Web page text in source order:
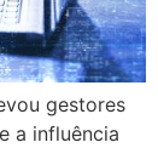
gestores
a influência